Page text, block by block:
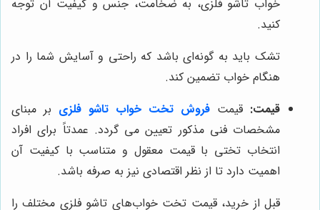
خواب تاشو فلزی، به ضخامت، جنس و کیفیت آن توجه
کنید.
تشک باید به گونه‌ای باشد که راحتی و آسایش شما را در
هنگام خواب تضمین کند.
قیمت: قیمت فروش تخت خواب تاشو فلزی بر مبنای
مشخصات فنی مذکور تعیین می گردد. عمدتاً برای افراد
انتخاب تختی با قیمت معقول و متناسب با کیفیت آن
اهمیت دارد تا از نظر اقتصادی نیز به صرفه باشد.
قبل از خرید، قیمت تخت خواب‌های تاشو فلزی مختلف را